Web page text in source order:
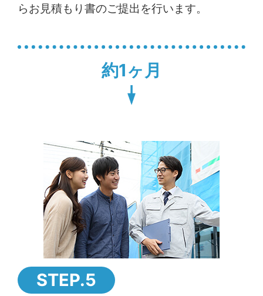
らお見積もり書のご提出を行います。
約1ヶ月
STEP.5